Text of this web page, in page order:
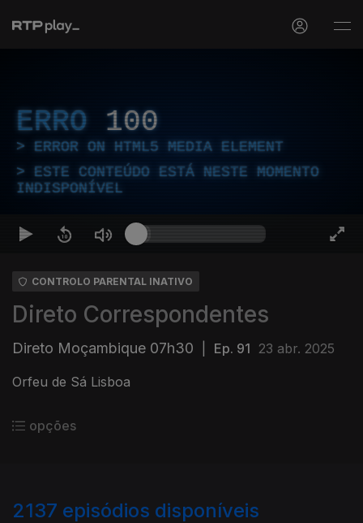
ERRO 100
ERROR ON HTML5 MEDIA ELEMENT
ESTE CONTEÚDO ESTÁ NESTE MOMENTO
INDISPONÍVEL
CONTROLO PARENTAL INATIVO
Direto Correspondentes
Direto Moçambique 07h30 Ep. 91 23 abr. 2025
Orfeu de Sá Lisboa
opções
2137 episódios disponíveis